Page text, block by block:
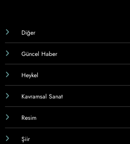
Diğer
Güncel Haber
Heykel
Kavramsal Sanat
Resim
Şiir